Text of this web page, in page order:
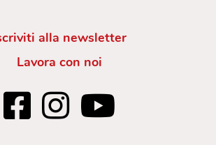
alla newsletter
Lavora con noi